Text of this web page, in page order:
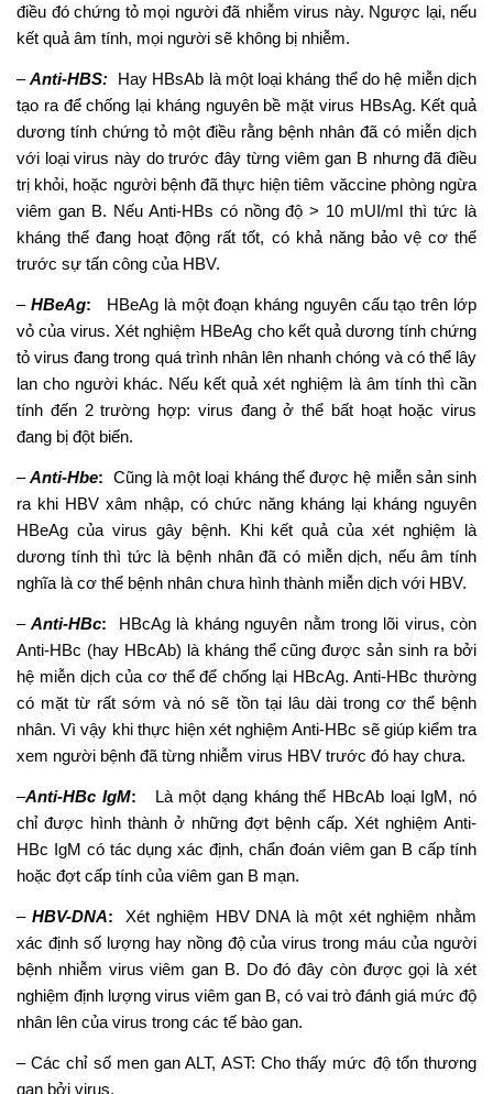
điều đó chứng tỏ mọi người đã nhiễm virus này. Ngược lại, nếu
kết quả âm tính, mọi người sẽ không bị nhiễm.
–Anti-HBS: Hay HBsAb là một loại kháng thể do hệ miễn dịch
tạo ra để chống lại kháng nguyên bề mặt virus HBsAg. Kết quả
dương tính chứng tỏ một điều rằng bệnh nhân đã có miễn dịch
với loại virus này do trước đây từng viêm gan B nhưng đã điều
trị khỏi, hoặc người bệnh đã thực hiện tiêm văccine phòng ngừa
viêm gan B. Nếu Anti-HBs có nồng độ > 10 mUI/ml thì tức là
kháng thể đang hoạt động rất tốt, có khả năng bảo vệ cơ thể
trước sự tấn công của HBV.
– HBeAg: HBeAg là một đoạn kháng nguyên cấu tạo trên lớp
vỏ của virus. Xét nghiệm HBeAg cho kết quả dương tính chứng
tỏ virus đang trong quá trình nhân lên nhanh chóng và có thể lây
lan cho người khác. Nếu kết quả xét nghiệm là âm tính thì cần
tính đến 2 trường hợp: virus đang ở thể bất hoạt hoặc virus
đang bị đột biến.
–Anti-Hbe: Cũng là một loại kháng thể được hệ miễn sản sinh
ra khi HBV xâm nhập, có chức năng kháng lại kháng nguyên
HBeAg của virus gây bệnh. Khi kết quả của xét nghiệm là
dương tính thì tức là bệnh nhân đã có miễn dịch, nếu âm tính
nghĩa là cơ thể bệnh nhân chưa hình thành miễn dịch với HBV.
–Anti-HBc: HBcAg là kháng nguyên nằm trong lõi virus, còn
Anti-HBc (hay HBcAb) là kháng thể cũng được sản sinh ra bởi
hệ miễn dịch của cơ thể để chống lại HBcAg. Anti-HBc thường
có mặt từ rất sớm và nó sẽ tồn tại lâu dài trong cơ thể bệnh
nhân. Vì vậy khi thực hiện xét nghiệm Anti-HBc sẽ giúp kiểm tra
xem người bệnh đã từng nhiễm virus HBV trước đó hay chưa.
–Anti-HBc IgM: Là một dạng kháng thể HBcAb loại IgM, nó
chỉ được hình thành ở những đợt bệnh cấp. Xét nghiệm Anti-
HBc IgM có tác dụng xác định, chẩn đoán viêm gan B cấp tính
hoặc đợt cấp tính của viêm gan B mạn.
– HBV-DNA: Xét nghiệm HBV DNA là một xét nghiệm nhằm
xác định số lượng hay nồng độ của virus trong máu của người
bệnh nhiễm virus viêm gan B. Do đó đây còn được gọi là xét
nghiệm định lượng virus viêm gan B, có vai trò đánh giá mức độ
nhân lên của virus trong các tế bào gan.
– Các chỉ số men gan ALT, AST: Cho thấy mức độ tổn thương
gan bởi virus.